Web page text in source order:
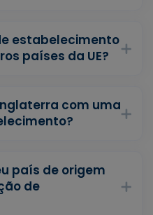
estabelecimento
países da UE?
com uma
país de origem
de